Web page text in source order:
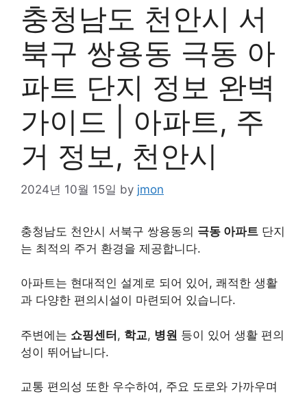
충청남도 천안시 서
북구 쌍용동 극동 아
파트 단지 정보 완벽
가이드 | 아파트, 주
거 정보, 천안시
2024년 10월 15일 by jmon
충청남도 천안시 서북구 쌍용동의 극동 아파트 단지
는 최적의 주거 환경을 제공합니다.
아파트는 현대적인 설계로 되어 있어, 쾌적한 생활
과 다양한 편의시설이 마련되어 있습니다.
주변에는 쇼핑센터, 학교, 병원 등이 있어 생활 편의
성이 뛰어납니다.
교통 편의성 또한 우수하여, 주요 도로와 가까우며